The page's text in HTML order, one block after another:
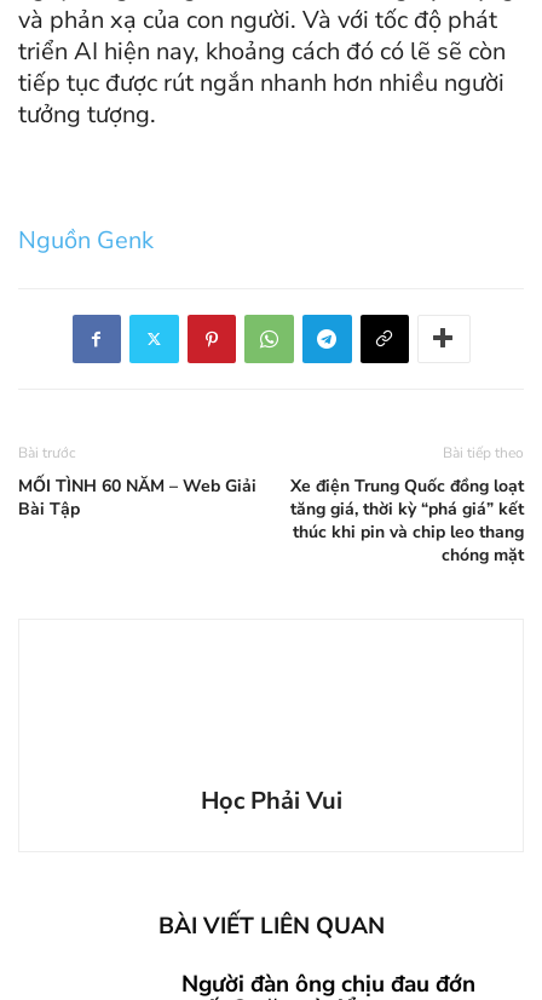
và phản xạ của con người. Và với tốc độ phát
triển AI hiện nay, khoảng cách đó có lẽ sẽ còn
tiếp tục được rút ngắn nhanh hơn nhiều người
tưởng tượng.
Nguồn Genk
Bài trước
MỐI TÌNH 60 NĂM – Web Giải
Bài Tập
Bài tiếp theo
Xe điện Trung Quốc đồng loạt
tăng giá, thời kỳ “phá giá” kết
thúc khi pin và chip leo thang
chóng mặt
Học Phải Vui
BÀI VIẾT LIÊN QUAN
Người đàn ông chịu đau đớn